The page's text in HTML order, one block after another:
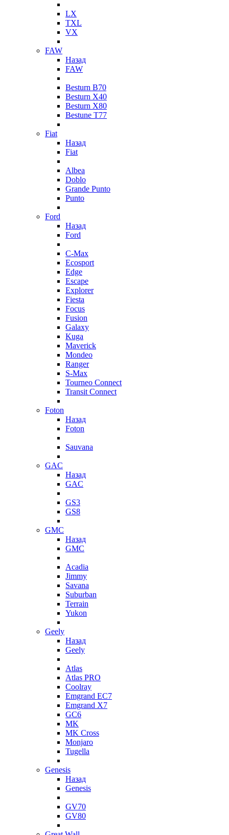
LX
TXL
VX
FAW
Назад
FAW
Besturn B70
Besturn X40
Besturn X80
Bestune T77
Fiat
Назад
Fiat
Albea
Doblo
Grande Punto
Punto
Ford
Назад
Ford
C-Max
Ecosport
Edge
Escape
Explorer
Fiesta
Focus
Fusion
Galaxy
Kuga
Maverick
Mondeo
Ranger
S-Max
Tourneo Connect
Transit Connect
Foton
Назад
Foton
Sauvana
GAC
Назад
GAC
GS3
GS8
GMC
Назад
GMC
Acadia
Jimmy
Savana
Suburban
Terrain
Yukon
Geely
Назад
Geely
Atlas
Atlas PRO
Coolray
Emgrand EC7
Emgrand X7
GC6
MK
MK Cross
Monjaro
Tugella
Genesis
Назад
Genesis
GV70
GV80